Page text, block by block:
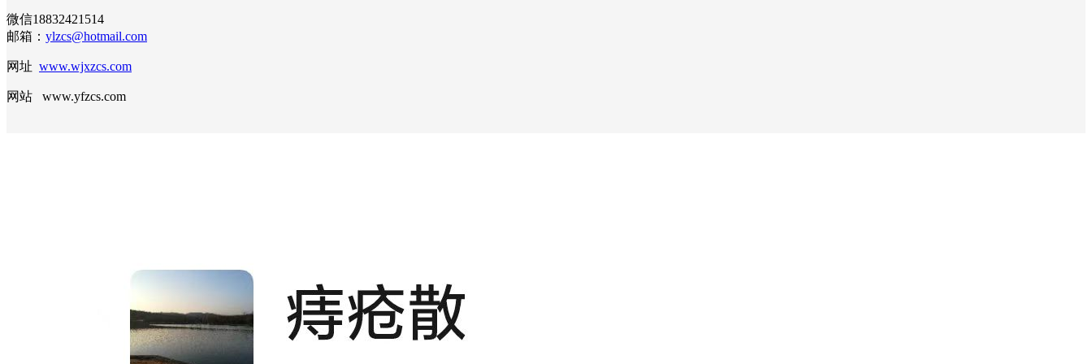
微信18832421514
邮箱： ylzcs@hotmail.com
网址 www.wjxzcs.com
网站 www.yfzcs.com